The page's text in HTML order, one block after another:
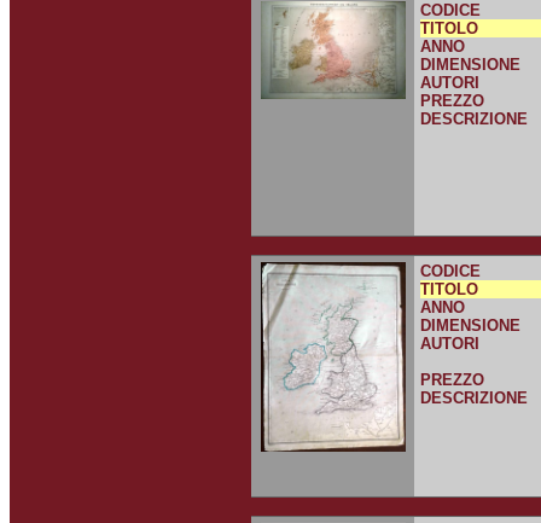
CODICE
TITOLO
ANNO
DIMENSIONE
AUTORI
PREZZO
DESCRIZIONE
CODICE
TITOLO
ANNO
DIMENSIONE
AUTORI
PREZZO
DESCRIZIONE